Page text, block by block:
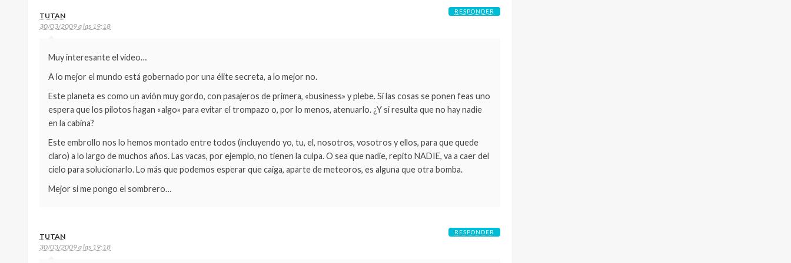
TUTAN
30/03/2009 a las 19:18
Muy interesante el video…
A lo mejor el mundo está gobernado por una élite secreta, a lo mejor no.
Este planeta es como un avión muy gordo, con pasajeros de primera, «business» y plebe. Si las cosas se ponen feas uno
espera que los pilotos hagan «algo» para evitar el trompazo o, por lo menos, atenuarlo. ¿Y si resulta que no hay nadie
en la cabina?
Este embrollo nos lo hemos montado entre todos (incluyendo yo, tu, el, nosotros, vosotros y ellos, para que quede
claro) a lo largo de muchos años. Las vacas, por ejemplo, no tienen la culpa. O sea que nadie, repito NADIE, va a caer del
cielo para solucionarlo. Lo más que podemos esperar que caiga, aparte de meteoros, es alguna que otra bomba.
Mejor si me pongo el sombrero…
RESPONDER
TUTAN
30/03/2009 a las 19:18
RESPONDER